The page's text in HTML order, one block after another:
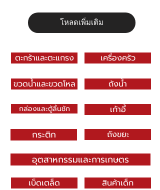
โหลดเพิ่มเติม
ตะกร้าและตะแกรง
ขวดน้ำและขวดโหล
กล่องและตู้ลิ้นชัก
กระติก
เครื่องครัว
ถังน้ำ
เก้าอี้
ถังขยะ
อุตสาหกรรมและการเกษตร
เบ็ดเตล็ด สินค้าเด็ก